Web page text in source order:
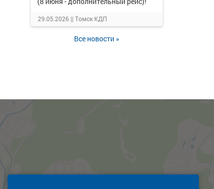
29.05.2026 || Томск КДП
Все новости »